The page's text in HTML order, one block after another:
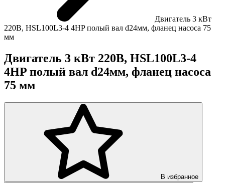
Двигатель 3 кВт
220B, HSL100L3-4 4HP полый вал d24мм, фланец насоса 75
мм
Двигатель 3 кВт 220B, HSL100L3-4
4HP полый вал d24мм, фланец насоса
75 мм
В избранное